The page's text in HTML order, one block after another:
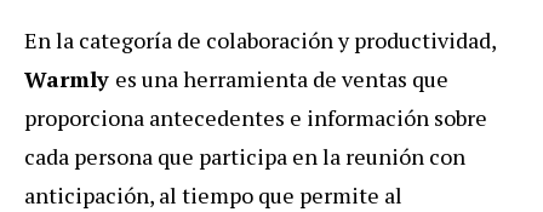
En la categoría de colaboración y productividad,
Warmly es una herramienta de ventas que
proporciona antecedentes e información sobre
cada persona que participa en la reunión con
anticipación, al tiempo que permite al